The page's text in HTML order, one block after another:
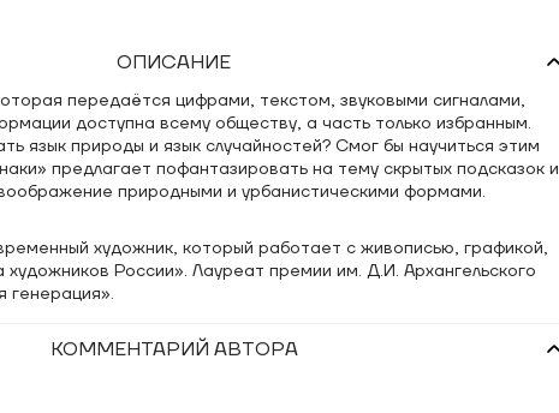
ОПИСАНИЕ
передаётся цифрами, текстом, звуковыми сигналами,
доступна всему обществу, а часть только избранным.
язык природы и язык случайностей? Смог бы научиться этим
предлагает пофантазировать на тему скрытых подсказок и
природными и урбанистическими формами.
художник, который работает с живописью, графикой,
художников России». Лауреат премии им. Д.И. Архангельского
генерация».
КОММЕНТАРИЙ АВТОРА